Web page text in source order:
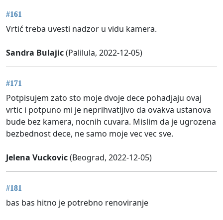
#161
Vrtić treba uvesti nadzor u vidu kamera.
Sandra Bulajic(Palilula, 2022-12-05)
#171
Potpisujem zato sto moje dvoje dece pohadjaju ovaj
vrtic i potpuno mi je neprihvatljivo da ovakva ustanova
bude bez kamera, nocnih cuvara. Mislim da je ugrozena
bezbednost dece, ne samo moje vec vec sve.
Jelena Vuckovic(Beograd, 2022-12-05)
#181
bas bas hitno je potrebno renoviranje